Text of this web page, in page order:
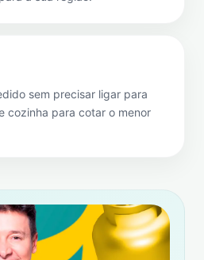
sem precisar ligar para
cozinha para cotar o menor